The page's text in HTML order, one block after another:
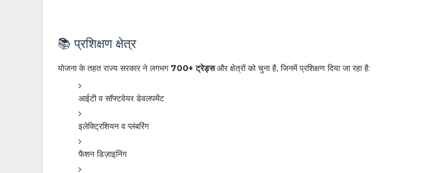
📚 प्रशिक्षण क्षेत्र
योजना के तहत राज्य सरकार ने लगभग 700+ ट्रेड्सऔर क्षेत्रों को चुना है, जिनमें प्रशिक्षण दिया जा रहा है:
आईटी व सॉफ्टवेयर डेवलपमेंट
इलेक्ट्रिशियन व प्लंबरिंग
फैशन डिज़ाइनिंग